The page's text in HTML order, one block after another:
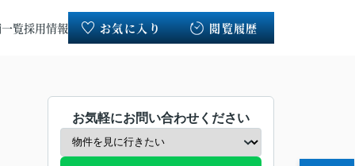
覧採用情報 お気に入り 閲覧履歴
お気軽にお問い合わせください